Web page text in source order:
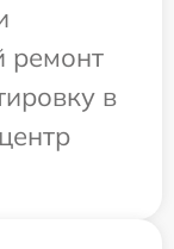
ремонт
в